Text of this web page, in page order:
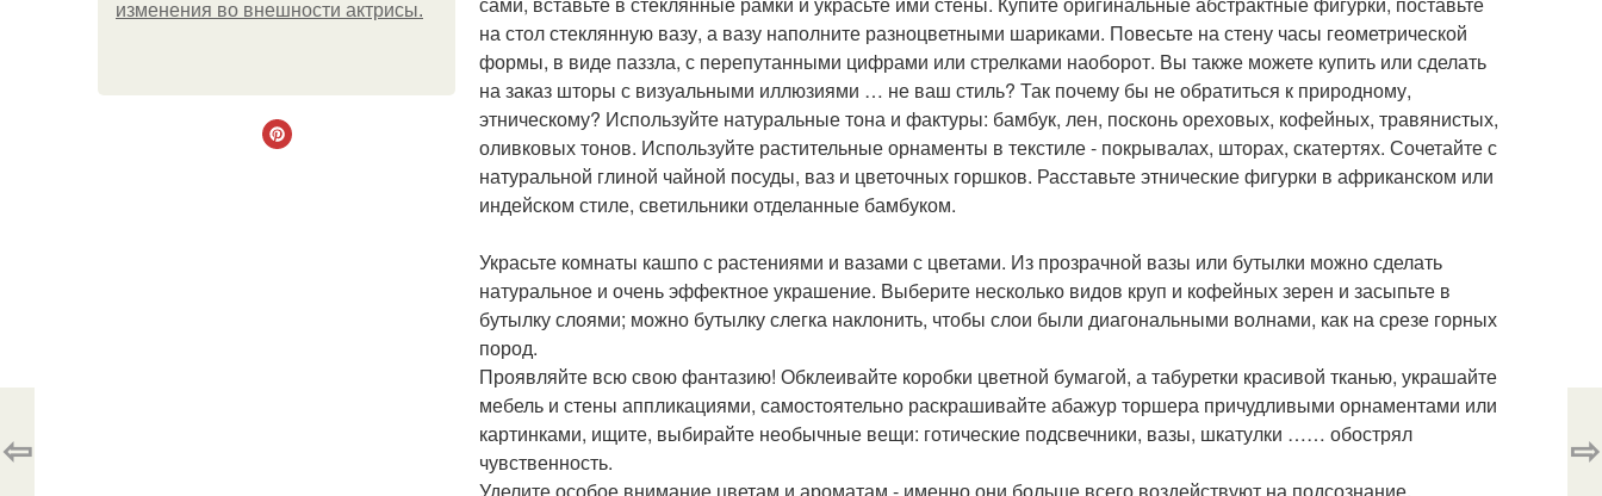
изменения во внешности актрисы.
на стол стеклянную вазу, а вазу наполните разноцветными шариками. Повесьте на стену часы геометрической
формы, в виде паззла, с перепутанными цифрами или стрелками наоборот. Вы также можете купить или сделать
на заказ шторы с визуальными иллюзиями … не ваш стиль? Так почему бы не обратиться к природному,
этническому? Используйте натуральные тона и фактуры: бамбук, лен, посконь ореховых, кофейных, травянистых,
оливковых тонов. Используйте растительные орнаменты в текстиле - покрывалах, шторах, скатертях. Сочетайте с
натуральной глиной чайной посуды, ваз и цветочных горшков. Расставьте этнические фигурки в африканском или
индейском стиле, светильники отделанные бамбуком.
Украсьте комнаты кашпо с растениями и вазами с цветами. Из прозрачной вазы или бутылки можно сделать
натуральное и очень эффектное украшение. Выберите несколько видов круп и кофейных зерен и засыпьте в
бутылку слоями; можно бутылку слегка наклонить, чтобы слои были диагональными волнами, как на срезе горных
пород.
Проявляйте всю свою фантазию! Обклеивайте коробки цветной бумагой, а табуретки красивой тканью, украшайте
мебель и стены аппликациями, самостоятельно раскрашивайте абажур торшера причудливыми орнаментами или
картинками, ищите, выбирайте необычные вещи: готические подсвечники, вазы, шкатулки …… обострял
чувственность.
⇦ ⇨